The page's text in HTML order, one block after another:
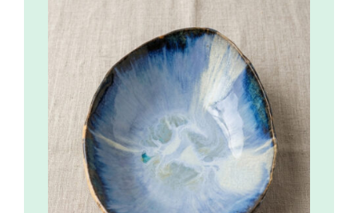
Nébuleuse
85.00€
COMMANDER /